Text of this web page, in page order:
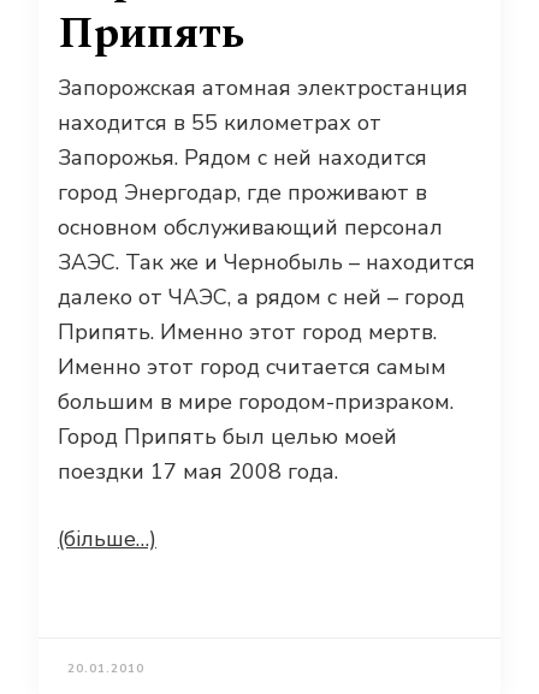
Припять
Запорожская атомная электростанция
находится в 55 километрах от
Запорожья. Рядом с ней находится
город Энергодар, где проживают в
основном обслуживающий персонал
ЗАЭС. Так же и Чернобыль – находится
далеко от ЧАЭС, а рядом с ней – город
Припять. Именно этот город мертв.
Именно этот город считается самым
большим в мире городом-призраком.
Город Припять был целью моей
поездки 17 мая 2008 года.
(більше…)
20.01.2010